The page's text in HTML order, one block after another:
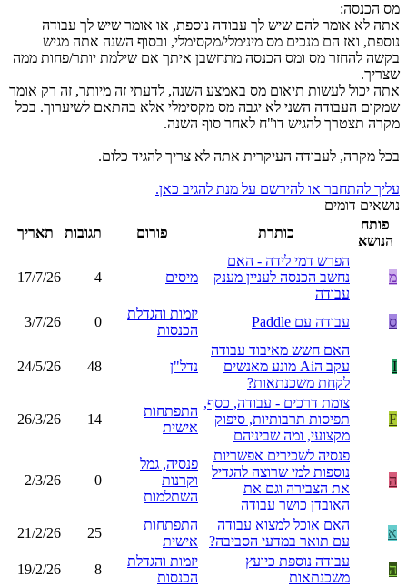
מס הכנסה:
אתה לא אומר להם שיש לך עבודה נוספת, או אומר שיש לך עבודה
נוספת, ואז הם מנכים מס מינימלי/מקסימלי, ובסוף השנה אתה מגיש
בקשה להחזר מס ומס הכנסה מתחשבן איתך אם שילמת יותר/פחות ממה
שצריך.
אתה יכול לעשות תיאום מס באמצע השנה, לדעתי זה מיותר, זה רק אומר
שמקום העבודה השני לא יגבה מס מקסימלי אלא בהתאם לשיערוך. בכל
מקרה תצטרך להגיש דו"ח לאחר סוף השנה.
בכל מקרה, לעבודה העיקרית אתה לא צריך להגיד כלום.
עליך להתחבר או להירשם על מנת להגיב כאן.
נושאים דומים
פותח
הנושא
כותרת פורום תגובות תאריך
מ
הפרש דמי לידה - האם
נחשב הכנסה לעניין מענק
עבודה
מיסים 4
17/7/26
ס עבודה עם Paddle
יזמות והגדלת
הכנסות
0
3/7/26
I
האם חשש מאיבוד עבודה
עקב הAi מונע מאנשים
לקחת משכנתאות?
נדל"ן 48
24/5/26
F
צומת דרכים - עבודה, כסף,
תפיסות תרבותיות, סיפוק
מקצועי, ומה שביניהם
התפתחות
אישית
14
26/3/26
ה
פנסיה לשכירים אפשריות
נוספות למי שרוצה להגדיל
את הצבירה וגם את
האובדן כושר עבודה
פנסיה, גמל
וקרנות
השתלמות
0
2/3/26
א
האם אוכל למצוא עבודה
עם תואר במדעי הסביבה?
התפתחות
אישית
25
21/2/26
ה
עבודה נוספת כיועץ
משכנתאות
יזמות והגדלת
הכנסות
8
19/2/26